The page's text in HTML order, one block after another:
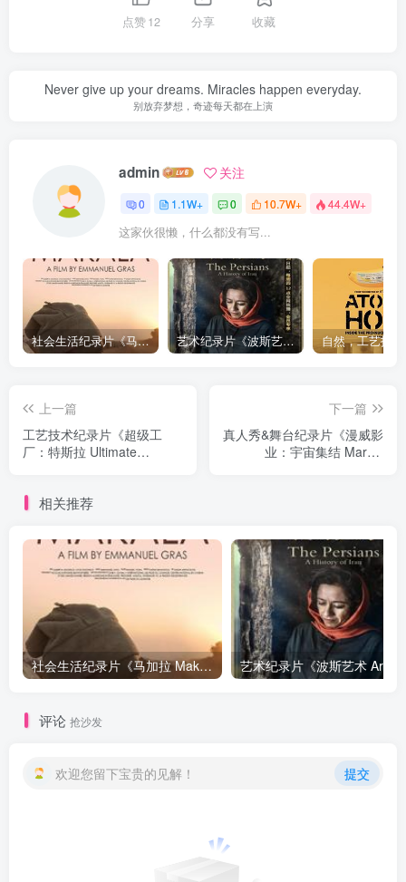
点赞12 分享 收藏
Never give up your dreams. Miracles happen everyday.
别放弃梦想，奇迹每天都在上演
admin 关注
0 1.1W+ 0 10.7W+ 44.4W+
这家伙很懒，什么都没有写...
社会生活纪录片《马加拉 Makala》下载 艺术纪录片《波斯艺术 Art of Persia》下载
上一篇
工艺技术纪录片《超级工
厂：特斯拉 Ultimate
下一篇
真人秀&舞台纪录片《漫威影
业：宇宙集结 Marvel
相关推荐
社会生活纪录片《马加拉 Makala》下载
评论 抢沙发
欢迎您留下宝贵的见解！ 提交